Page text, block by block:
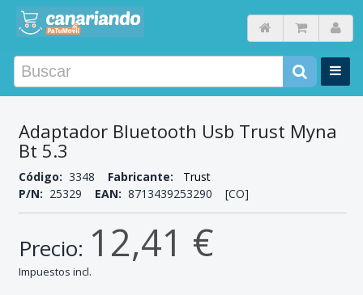
Adaptador Bluetooth Usb Trust Myna
Bt 5.3
Código: 3348 Fabricante:
Trust
P/N: 25329 EAN: 8713439253290 [CO]
Precio: 12,41 €
Impuestos incl.